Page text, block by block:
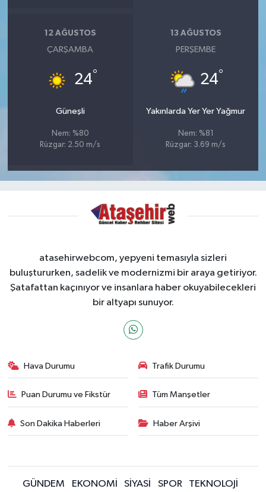
12 AĞUSTOS
ÇARŞAMBA
24°
Güneşli
Nem: %80
Rüzgar: 2.50 m/s
13 AĞUSTOS
PERŞEMBE
24°
Yakınlarda Yer Yer Yağmur
Nem: %81
Rüzgar: 3.69 m/s
atasehirwebcom, yepyeni temasıyla sizleri
buluştururken, sadelik ve modernizmi bir araya getiriyor.
Şatafattan kaçınıyor ve insanlara haber okuyabilecekleri
bir altyapı sunuyor.
Hava Durumu Trafik Durumu
Puan Durumu ve Fikstür Tüm Manşetler
Son Dakika Haberleri Haber Arşivi
GÜNDEM EKONOMİ SİYASİ SPOR TEKNOLOJİ